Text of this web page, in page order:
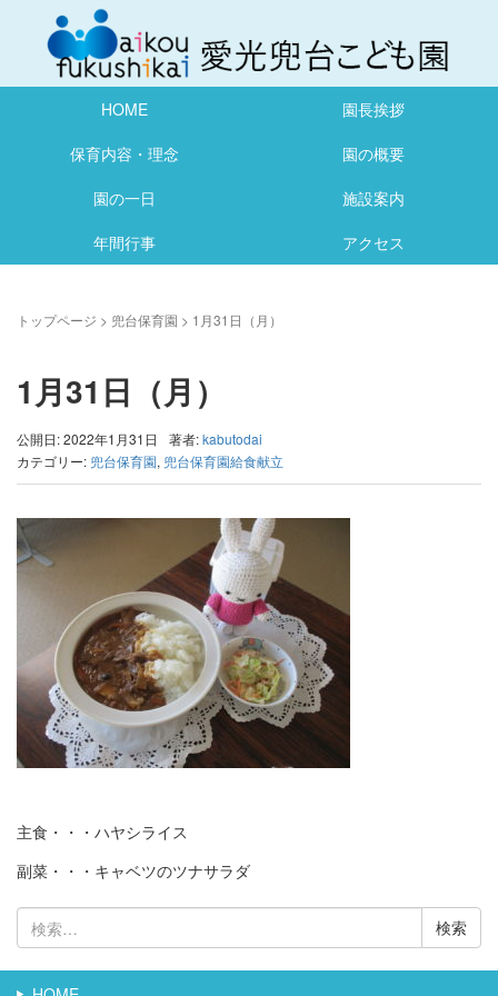
HOME
園長挨拶
保育内容・理念
園の概要
園の一日
施設案内
年間行事
アクセス
トップページ > 兜台保育園 > 1月31日（月）
1月31日（月）
公開日: 2022年1月31日 著者:kabutodai
カテゴリー: 兜台保育園, 兜台保育園給食献立
主食・・・ハヤシライス
副菜・・・キャベツのツナサラダ
検
索: